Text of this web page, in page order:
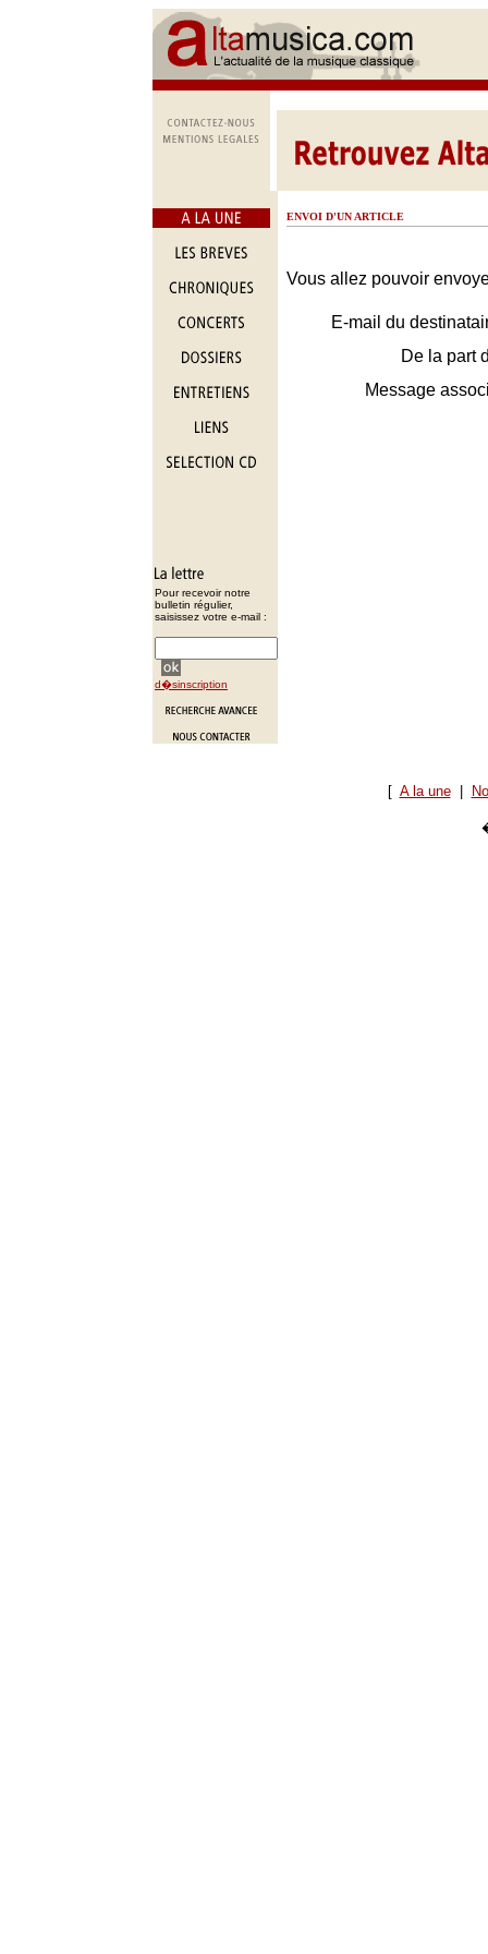
Pour recevoir notre
bulletin régulier,
saisissez votre e-mail :
d�sinscription
ENVOI D'UN ARTICLE
Vous allez pouvoir
E-mail du
De la part
Message
[ A la une|